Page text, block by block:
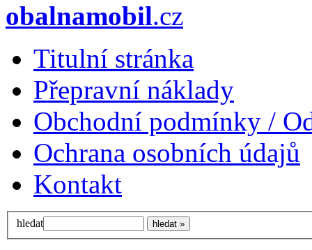
obalnamobil.cz
Titulní stránka
Přepravní náklady
Obchodní podmínky /
Ochrana osobních údajů
Kontakt
hledat